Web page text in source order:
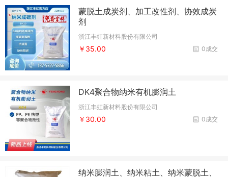
蒙脱土成炭剂、加工改性剂、协效成炭
剂
浙江丰虹新材料股份有限公司
0成交
￥35.00
DK4聚合物纳米有机膨润土
浙江丰虹新材料股份有限公司
0成交
￥30.00
纳米膨润土、纳米粘土、纳米蒙脱土、